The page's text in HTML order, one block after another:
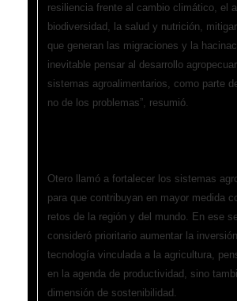
resiliencia frente al cambio climático, el
biodiversidad, la salud y nutrición,
que generan las migraciones y la
inevitable pensar al desarrollo
sistemas agroalimentarios, como parte
no de los problemas”, resumió.
Otero llamó a fortalecer los sistemas
para que contribuyan en mayor medida
retos de la región y del mundo. En ese
consideró prioritario aumentar la
tecnología vinculada a la agricultura,
en la agenda de productividad, sino
dimensión de sostenibilidad.